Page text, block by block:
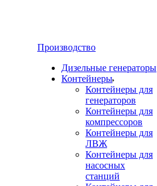
Производство
Дизельные генераторы
Контейнеры
Контейнеры для
генераторов
Контейнеры для
компрессоров
Контейнеры для
ЛВЖ
Контейнеры для
насосных
станций